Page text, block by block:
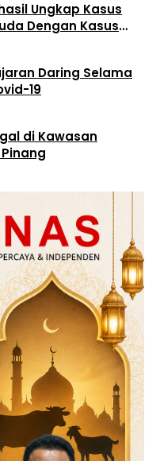
Ungkap Kasus
Dengan Kasus
Daring Selama
19
di Kawasan